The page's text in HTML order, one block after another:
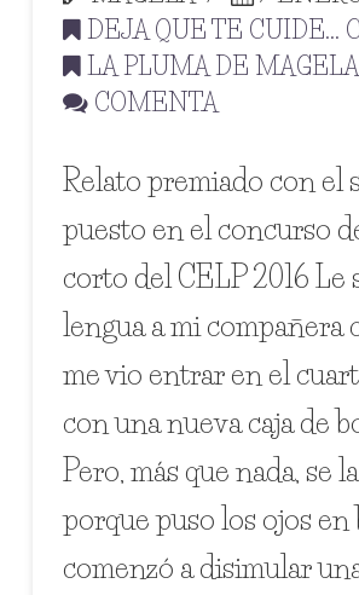
DEJA QUE TE CUIDE...
LA PLUMA DE MAGELA
COMENTA
Relato premiado con el
puesto en el concurso
corto del CELP 2016 Le
lengua a mi compañera
me vio entrar en el
con una nueva caja de
Pero, más que nada, se
porque puso los ojos
comenzó a disimular